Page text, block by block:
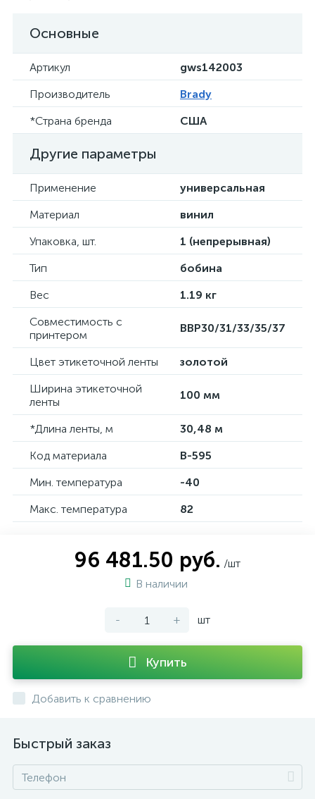
Основные
Артикул
gws142003
Производитель
Brady
*Страна бренда
США
Другие параметры
Применение
универсальная
Материал
винил
Упаковка, шт.
1 (непрерывная)
Тип
бобина
Вес
1.19 кг
Совместимость с
принтером
BBP30/31/33/35/37
Цвет этикеточной ленты
золотой
Ширина этикеточной
ленты
100 мм
*Длина ленты, м
30,48 м
Код материала
B-595
Мин. температура
-40
Макс. температура
82
96 481.50 руб. /шт
В наличии
- + шт
Купить
Добавить к сравнению
Быстрый заказ